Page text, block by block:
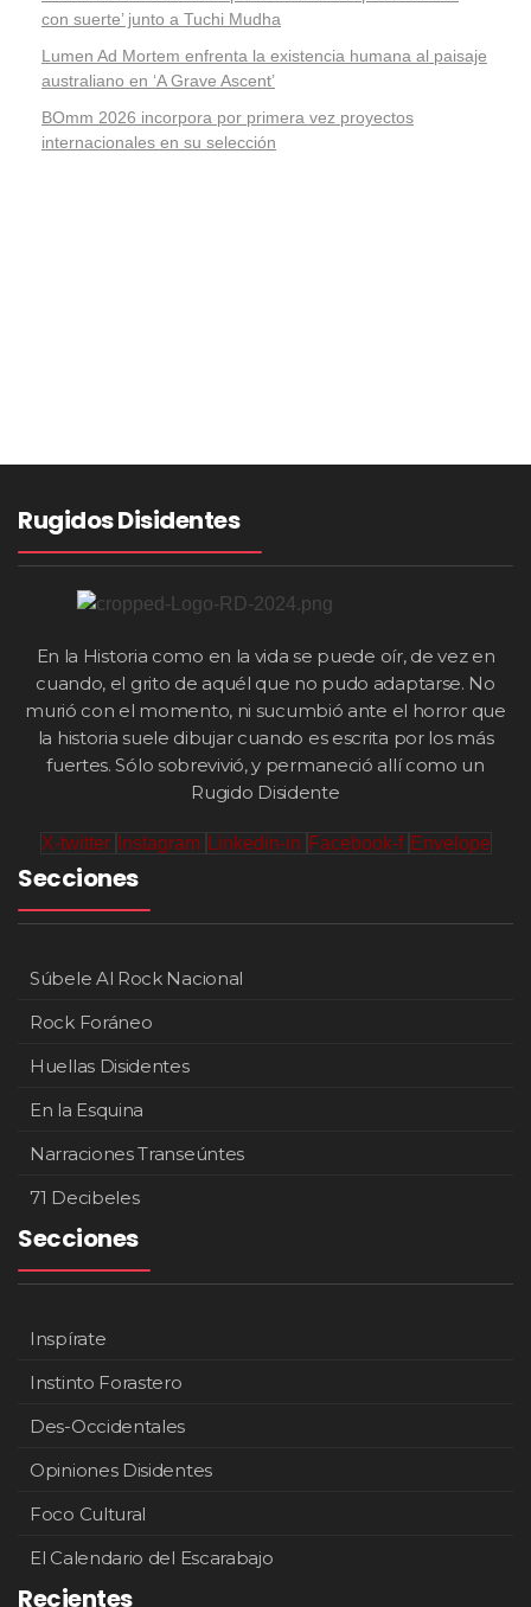
con suerte’ junto a Tuchi Mudha
Lumen Ad Mortem enfrenta la existencia humana al paisaje
australiano en ‘A Grave Ascent’
BOmm 2026 incorpora por primera vez proyectos
internacionales en su selección
Rugidos Disidentes
En la Historia como en la vida se puede oír, de vez en
cuando, el grito de aquél que no pudo adaptarse. No
murió con el momento, ni sucumbió ante el horror que
la historia suele dibujar cuando es escrita por los más
fuertes. Sólo sobrevivió, y permaneció allí como un
Rugido Disidente
X-twitter Instagram Linkedin-in Facebook-f Envelope
Secciones
Súbele Al Rock Nacional
Rock Foráneo
Huellas Disidentes
En la Esquina
Narraciones Transeúntes
71 Decibeles
Secciones
Inspírate
Instinto Forastero
Des-Occidentales
Opiniones Disidentes
Foco Cultural
El Calendario del Escarabajo
Recientes